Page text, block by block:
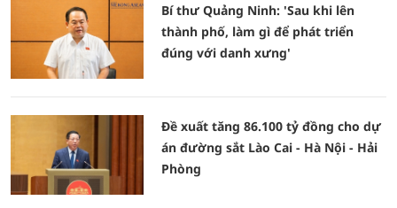
Bí thư Quảng Ninh: 'Sau khi lên
thành phố, làm gì để phát triển
đúng với danh xưng'
Đề xuất tăng 86.100 tỷ đồng cho dự
án đường sắt Lào Cai - Hà Nội - Hải
Phòng